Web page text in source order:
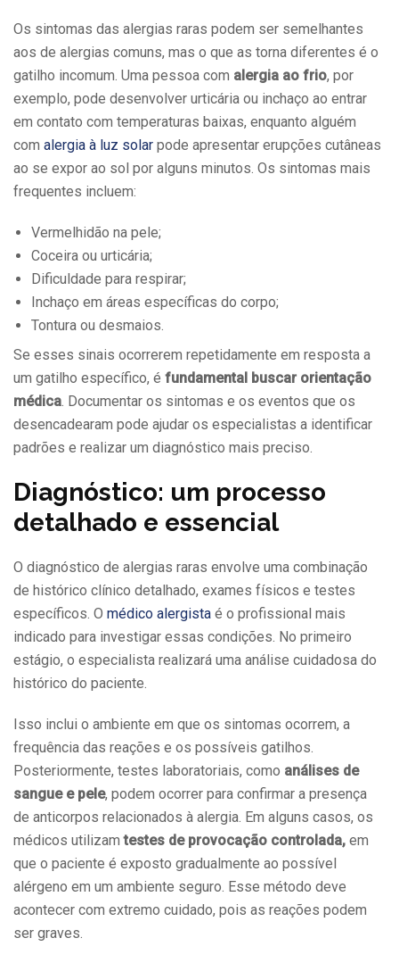
Os sintomas das alergias raras podem ser semelhantes
aos de alergias comuns, mas o que as torna diferentes é o
gatilho incomum. Uma pessoa com alergia ao frio, por
exemplo, pode desenvolver urticária ou inchaço ao entrar
em contato com temperaturas baixas, enquanto alguém
com alergia à luz solar pode apresentar erupções cutâneas
ao se expor ao sol por alguns minutos. Os sintomas mais
frequentes incluem:
Vermelhidão na pele;
Coceira ou urticária;
Dificuldade para respirar;
Inchaço em áreas específicas do corpo;
Tontura ou desmaios.
Se esses sinais ocorrerem repetidamente em resposta a
um gatilho específico, é fundamental buscar orientação
médica. Documentar os sintomas e os eventos que os
desencadearam pode ajudar os especialistas a identificar
padrões e realizar um diagnóstico mais preciso.
Diagnóstico: um processo
detalhado e essencial
O diagnóstico de alergias raras envolve uma combinação
de histórico clínico detalhado, exames físicos e testes
específicos. O médico alergista é o profissional mais
indicado para investigar essas condições. No primeiro
estágio, o especialista realizará uma análise cuidadosa do
histórico do paciente.
Isso inclui o ambiente em que os sintomas ocorrem, a
frequência das reações e os possíveis gatilhos.
Posteriormente, testes laboratoriais, como análises de
sangue e pele, podem ocorrer para confirmar a presença
de anticorpos relacionados à alergia. Em alguns casos, os
médicos utilizamtestes de provocação controlada, em
que o paciente é exposto gradualmente ao possível
alérgeno em um ambiente seguro. Esse método deve
acontecer com extremo cuidado, pois as reações podem
ser graves.